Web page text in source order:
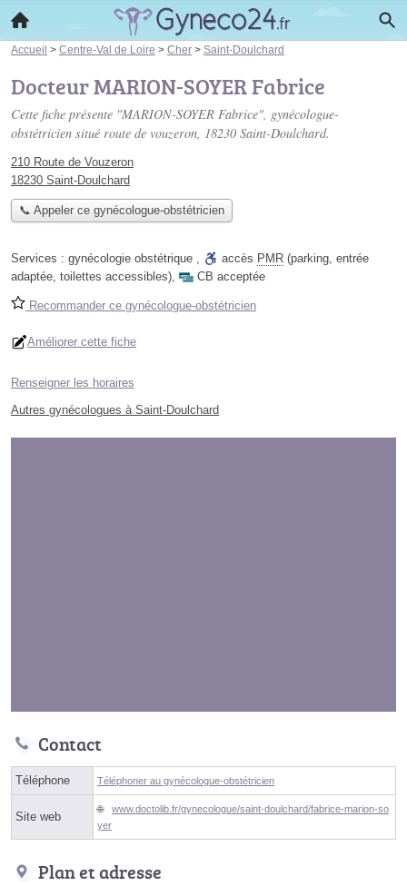
Accueil > Centre-Val de Loire > Cher > Saint-Doulchard
Docteur MARION-SOYER Fabrice
Cette fiche présente "MARION-SOYER Fabrice", gynécologue-
obstétricien situé route de vouzeron, 18230 Saint-Doulchard.
210 Route de Vouzeron
18230 Saint-Doulchard
📞 Appeler ce gynécologue-obstétricien
Services : gynécologie obstétrique , accès PMR (parking, entrée
adaptée, toilettes accessibles), CB acceptée
Recommander ce gynécologue-obstétricien
Améliorer cette fiche
Renseigner les horaires
Autres gynécologues à Saint-Doulchard
Contact
Téléphone Téléphoner au gynécologue-obstétricien
Site web
www.doctolib.fr/gynecologue/saint-doulchard/fabrice-marion-so
yer
Plan et adresse